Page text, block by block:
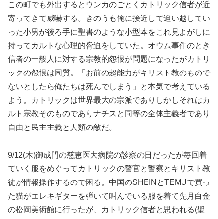
この町でも外出するとウンカのごとくカトリック信者が近
寄ってきて威嚇する。きのうも俺に接近して追い越してい
った小男が後ろ手に聖書のような小型本をこれ見よがしに
持ってカルトな心理的脅迫をしていた。オウム事件のとき
信者の一般人に対する宗教的怨恨が問題になったがカトリ
ックの怨恨は同質。「お前の超能力がキリスト教のもので
ないとしたら俺たちは死んでしまう」と本気で考えている
よう。カトリックは世界最大の宗派でありしかしそれはカ
ルト宗教そのものでありナチスと同等の全体主義者であり
自由と民主主義と人類の敵だ。
9/12(木)御成門の慈恵医大病院の診察の日だったが毎回着
ていく服をめぐってカトリックの警官と警察とキリスト教
徒が情報操作するので困る。中国のSHEINとTEMUで買っ
た猫がエレキギターを弾いて叫んでいる服を着て先月白金
の松岡美術館に行ったが、カトリック信者と思われる(聖